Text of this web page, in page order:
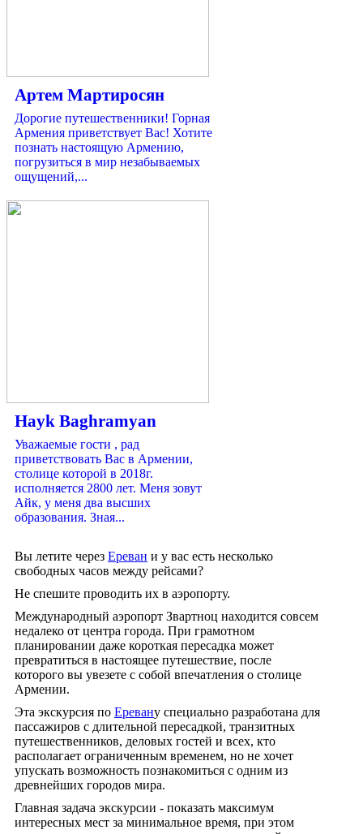
Вы летите через Ереван и у вас есть несколько
свободных часов между рейсами?
Не спешите проводить их в аэропорту.
Международный аэропорт Звартноц находится совсем
недалеко от центра города. При грамотном
планировании даже короткая пересадка может
превратиться в настоящее путешествие, после
которого вы увезете с собой впечатления о столице
Армении.
Эта экскурсия по Еревану специально разработана для
пассажиров с длительной пересадкой, транзитных
путешественников, деловых гостей и всех, кто
располагает ограниченным временем, но не хочет
упускать возможность познакомиться с одним из
древнейших городов мира.
Главная задача экскурсии - показать максимум
интересных мест за минимальное время, при этом
Артем Мартиросян
Дорогие путешественники! Горная
Армения приветствует Вас! Хотите
познать настоящую Армению,
погрузиться в мир незабываемых
ощущений,...
Hayk Baghramyan
Уважаемые гости , рад
приветствовать Вас в Армении,
столице которой в 2018г.
исполняется 2800 лет. Меня зовут
Айк, у меня два высших
образования. Зная...